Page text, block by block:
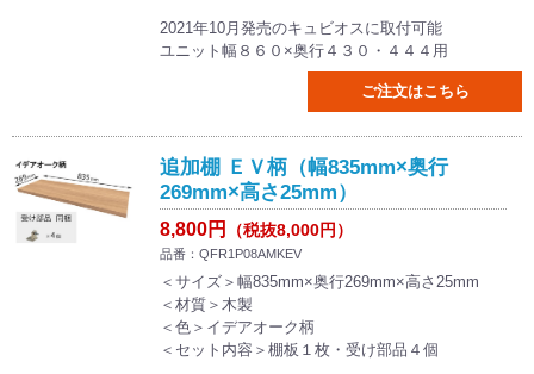
2021年10月発売のキュビオスに取付可能
ユニット幅８６０×奥行４３０・４４４用
ご注文はこちら
追加棚 ＥＶ柄（幅835mm×奥行
269mm×高さ25mm）
8,800円 （税抜8,000円）
品番：QFR1P08AMKEV
＜サイズ＞幅835mm×奥行269mm×高さ25mm
＜材質＞木製
＜色＞イデアオーク柄
＜セット内容＞棚板１枚・受け部品４個